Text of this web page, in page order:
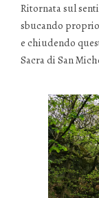
Ritornata sul
sbucando
e chiudendo
Sacra di San